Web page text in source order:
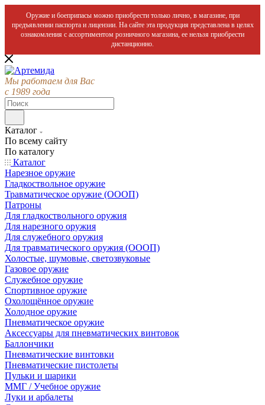
Оружие и боеприпасы можно приобрести только лично, в магазине, при
предъявлении паспорта и лицензии. На сайте эта продукция представлена в целях
ознакомления с ассортиментом розничного магазина, ее нельзя приобрести
дистанционно.
Мы работаем для Вас
с 1989 года
Каталог
По всему сайту
По каталогу
Каталог
Нарезное оружие
Гладкоствольное оружие
Травматическое оружие (ОООП)
Патроны
Для гладкоствольного оружия
Для нарезного оружия
Для служебного оружия
Для травматического оружия (ОООП)
Холостые, шумовые, светозвуковые
Газовое оружие
Служебное оружие
Спортивное оружие
Охолощённое оружие
Холодное оружие
Пневматическое оружие
Аксессуары для пневматических винтовок
Баллончики
Пневматические винтовки
Пневматические пистолеты
Пульки и шарики
ММГ / Учебное оружие
Луки и арбалеты